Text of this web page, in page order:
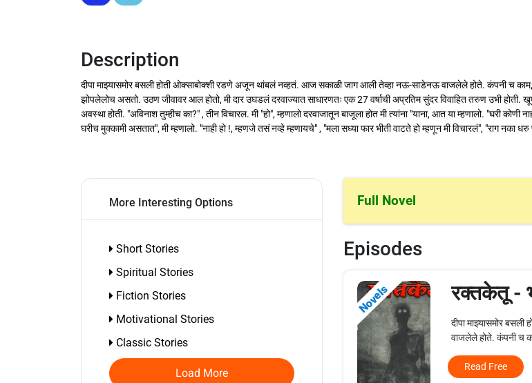
Description
दीपा माझ्यासमोर बसली होती ओक्साबोक्शी रडणे अजून थांबलं नव्हतं. आज सकाळी जाग आली तेव्हा नऊ-साडेनऊ वाजलेले होते. कंपनी च
झोपलेलोच असतो. उठण जीवावर आल होतो, मी दार उघडलं दरवाज्यात साधारणतः एक 27 वर्षाची अप्रतिम सुंदर विवाहित तरुण उभी होती.
अवस्था होती. "अविनाश तुम्हीच का?" , तीन विचारल. मी "हो", म्हणालो दरवाजातून बाजूला होत मी त्यांना "याना, आत या म्हणालो. "घरी
घरीच मुक्कामी असतात", मी म्हणालो. "नाही हो !, म्हणजे तसं नव्हे म्हणायचे" , "मला सध्या फार भीती वाटते हो म्हणून मी विचारलं", "राग नका
More Interesting Options
Short Stories
Spiritual Stories
Fiction Stories
Motivational Stories
Classic Stories
Load More
Full Novel
Episodes
Novels रक्तकेतू -
दीपा माझ्यासमोर
वाजलेले होते. कंपनी च
Read Free